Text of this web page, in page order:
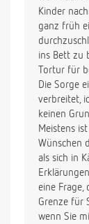
hoffe Sie
jetzt vielen
Kinder
ganz früh
ins Bett zu
Tortur für
Die Sorge
verbreitet,
keinen
Meistens
Wünschen
als sich in
eine Frage,
Grenze für
wenn Sie